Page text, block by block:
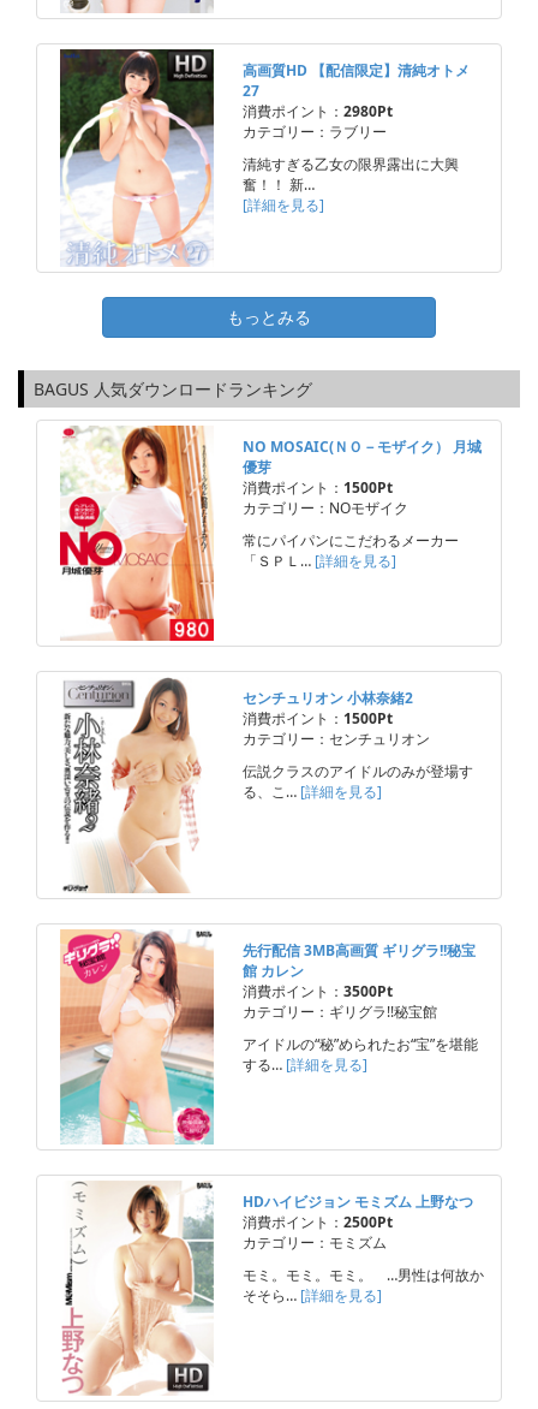
高画質HD 【配信限定】清純オトメ
27
消費ポイント： 2980Pt
カテゴリー：ラブリー
清純すぎる乙女の限界露出に大興
奮！！ 新…
[詳細を見る]
もっとみる
BAGUS 人気ダウンロードランキング
NO MOSAIC(ＮＯ－モザイク） 月城
優芽
消費ポイント： 1500Pt
カテゴリー：NOモザイク
常にパイパンにこだわるメーカー
「ＳＰＬ… [詳細を見る]
センチュリオン 小林奈緒2
消費ポイント： 1500Pt
カテゴリー：センチュリオン
伝説クラスのアイドルのみが登場す
る、こ… [詳細を見る]
先行配信 3MB高画質 ギリグラ!!秘宝
館 カレン
消費ポイント： 3500Pt
カテゴリー：ギリグラ!!秘宝館
アイドルの“秘”められたお“宝”を堪能
する… [詳細を見る]
HDハイビジョン モミズム 上野なつ
消費ポイント： 2500Pt
カテゴリー：モミズム
モミ。モミ。モミ。 …男性は何故か
そそら… [詳細を見る]